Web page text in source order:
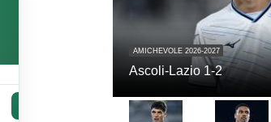
AMICHEVOLE 2026-2027
Ascoli-Lazio 1-2